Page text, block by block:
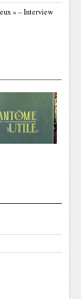
» – Interview